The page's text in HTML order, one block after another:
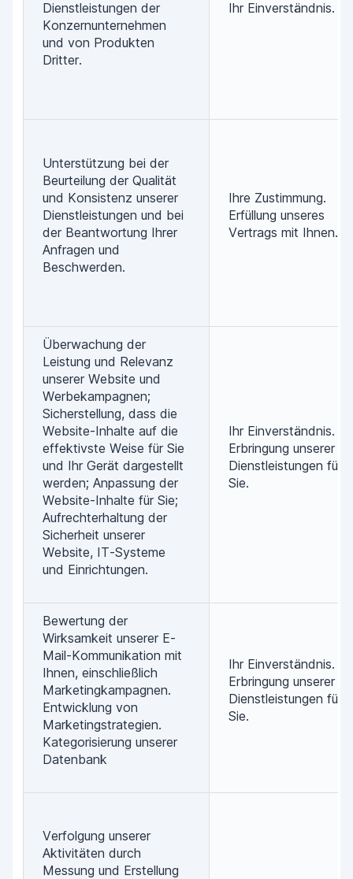
Dienstleistungen der
Konzernunternehmen
und von Produkten
Dritter.
Ihr Einverständnis.
Unterstützung bei der
Beurteilung der Qualität
und Konsistenz unserer
Dienstleistungen und bei
der Beantwortung Ihrer
Anfragen und
Beschwerden.
Ihre Zustimmung.
Erfüllung unseres
Vertrags mit Ihnen.
Überwachung der
Leistung und Relevanz
unserer Website und
Werbekampagnen;
Sicherstellung, dass die
Website-Inhalte auf die
effektivste Weise für Sie
und Ihr Gerät dargestellt
werden; Anpassung der
Website-Inhalte für Sie;
Aufrechterhaltung der
Sicherheit unserer
Website, IT-Systeme
und Einrichtungen.
Ihr Einverständnis.
Erbringung unserer
Dienstleistungen für
Sie.
Bewertung der
Wirksamkeit unserer E-
Mail-Kommunikation mit
Ihnen, einschließlich
Marketingkampagnen.
Entwicklung von
Marketingstrategien.
Kategorisierung unserer
Datenbank
Ihr Einverständnis.
Erbringung unserer
Dienstleistungen für
Sie.
Verfolgung unserer
Aktivitäten durch
Messung und Erstellung